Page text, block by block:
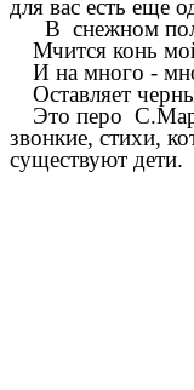
для вас есть еще
В снежном
Мчится конь
И на много -
Оставляет
Это перо
звонкие, стихи,
существуют дети.